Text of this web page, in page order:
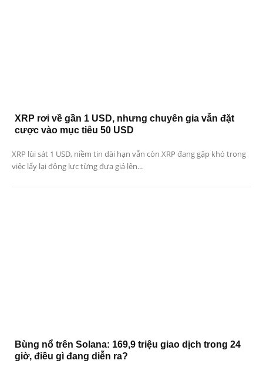
XRP rơi về gần 1 USD, nhưng chuyên gia vẫn đặt
cược vào mục tiêu 50 USD
XRP lùi sát 1 USD, niềm tin dài hạn vẫn còn XRP đang gặp khó trong
việc lấy lại động lực từng đưa giá lên...
Bùng nổ trên Solana: 169,9 triệu giao dịch trong 24
giờ, điều gì đang diễn ra?